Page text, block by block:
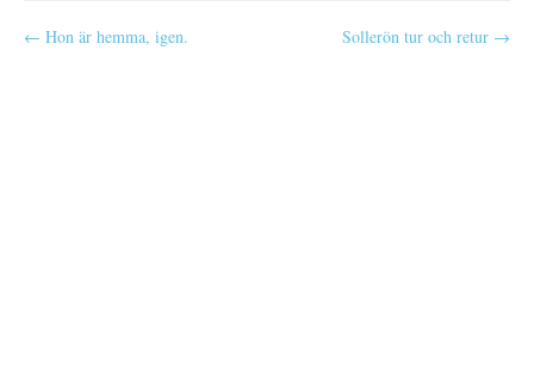
P
← Hon är hemma, igen. Sollerön tur och retur →